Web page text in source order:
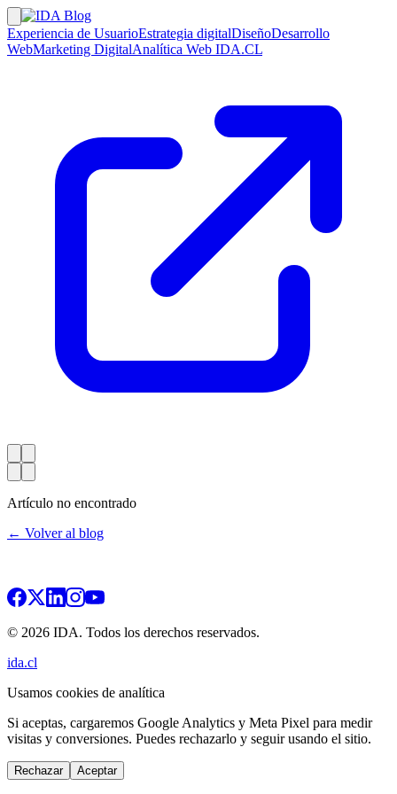
Experiencia de UsuarioEstrategia digitalDiseñoDesarrollo
WebMarketing DigitalAnalítica Web IDA.CL
Artículo no encontrado
← Volver al blog
© 2026 IDA. Todos los derechos reservados.
ida.cl
Usamos cookies de analítica
Si aceptas, cargaremos Google Analytics y Meta Pixel para medir
visitas y conversiones. Puedes rechazarlo y seguir usando el sitio.
Rechazar Aceptar